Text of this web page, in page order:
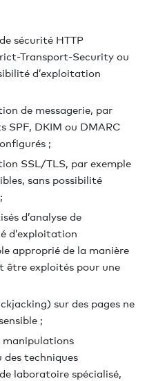
sécurité HTTP
Transport-Security ou
d’exploitation
de messagerie, par
SPF, DKIM ou DMARC
;
SSL/TLS, par exemple
sans possibilité
d’analyse de
d’exploitation
approprié de la manière
être exploités pour une
sur des pages ne
;
manipulations
techniques
laboratoire spécialisé,